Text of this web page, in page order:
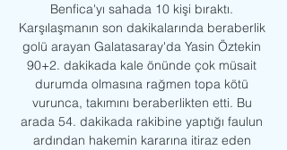
Benfica'yı sahada 10 kişi bıraktı.
Karşılaşmanın son dakikalarında beraberlik
golü arayan Galatasaray'da Yasin Öztekin
90+2. dakikada kale önünde çok müsait
durumda olmasına rağmen topa kötü
vurunca, takımını beraberlikten etti. Bu
arada 54. dakikada rakibine yaptığı faulun
ardından hakemin kararına itiraz eden